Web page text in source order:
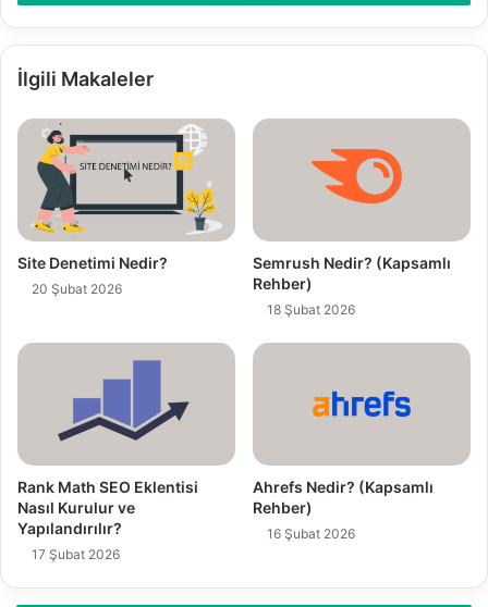
s
t
a
r
i
z
r
İlgili Makaleler
Site Denetimi Nedir?
20 Şubat 2026
Semrush Nedir? (Kapsamlı
Rehber)
18 Şubat 2026
Rank Math SEO Eklentisi
Nasıl Kurulur ve
Yapılandırılır?
17 Şubat 2026
Ahrefs Nedir? (Kapsamlı
Rehber)
16 Şubat 2026